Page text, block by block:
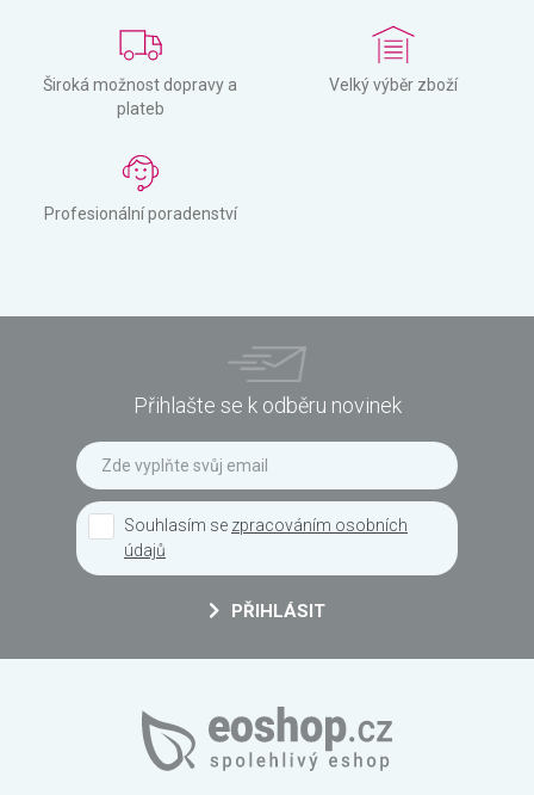
Široká možnost dopravy a
plateb
Velký výběr zboží
Profesionální poradenství
Přihlašte se k odběru novinek
Souhlasím se zpracováním osobních
údajů
PŘIHLÁSIT